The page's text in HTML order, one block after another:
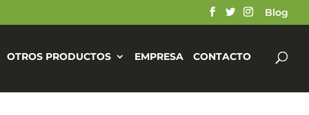
Blog
OTROS PRODUCTOS EMPRESA CONTACTO